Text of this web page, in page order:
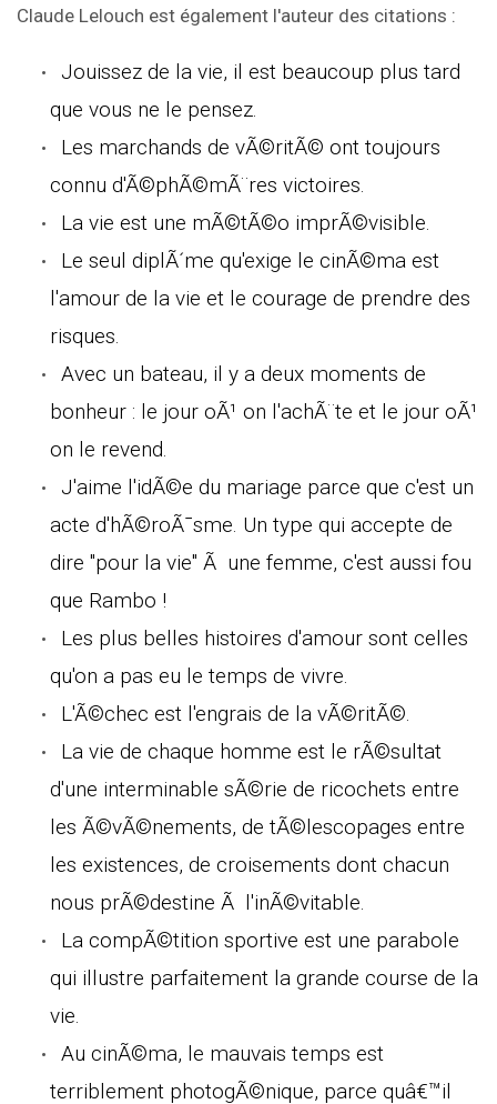
Claude Lelouch est également l'auteur des citations :
Jouissez de la vie, il est beaucoup plus tard
que vous ne le pensez.
Les marchands de vÃ©ritÃ© ont toujours
connu d'Ã©phÃ©mÃ¨res victoires.
La vie est une mÃ©tÃ©o imprÃ©visible.
Le seul diplÃ´me qu'exige le cinÃ©ma est
l'amour de la vie et le courage de prendre des
risques.
Avec un bateau, il y a deux moments de
bonheur : le jour oÃ¹ on l'achÃ¨te et le jour oÃ¹
on le revend.
J'aime l'idÃ©e du mariage parce que c'est un
acte d'hÃ©roÃ¯sme. Un type qui accepte de
dire "pour la vie" Ã une femme, c'est aussi fou
que Rambo !
Les plus belles histoires d'amour sont celles
qu'on a pas eu le temps de vivre.
L'Ã©chec est l'engrais de la vÃ©ritÃ©.
La vie de chaque homme est le rÃ©sultat
d'une interminable sÃ©rie de ricochets entre
les Ã©vÃ©nements, de tÃ©lescopages entre
les existences, de croisements dont chacun
nous prÃ©destine Ã l'inÃ©vitable.
La compÃ©tition sportive est une parabole
qui illustre parfaitement la grande course de la
vie.
Au cinÃ©ma, le mauvais temps est
terriblement photogÃ©nique, parce quâ€™il